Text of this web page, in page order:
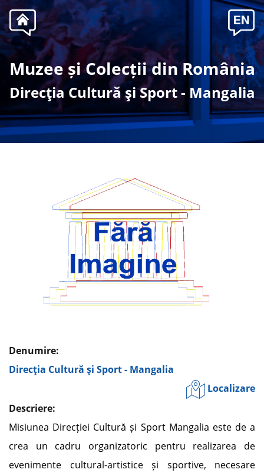
Muzee și Colecții din România
Direcţia Cultură şi Sport - Mangalia
Denumire:
Direcţia Cultură şi Sport - Mangalia
Localizare
Descriere:
Misiunea Direcției Cultură și Sport Mangalia este de a
crea un cadru organizatoric pentru realizarea de
evenimente cultural-artistice și sportive, necesare